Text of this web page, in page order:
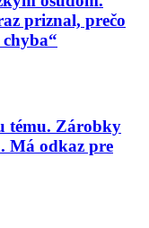
priznal, prečo
tému. Zárobky
Má odkaz pre